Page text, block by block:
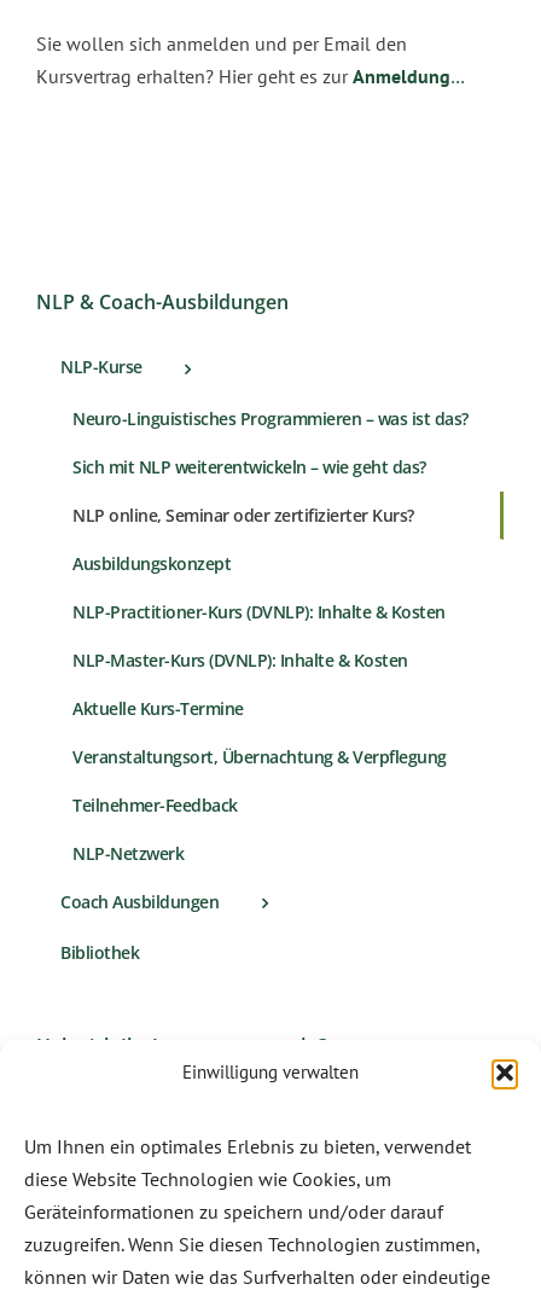
Einwilligung verwalten
Um Ihnen ein optimales Erlebnis zu bieten, verwendet
diese Website Technologien wie Cookies, um
Geräteinformationen zu speichern und/oder darauf
zuzugreifen. Wenn Sie diesen Technologien zustimmen,
können wir Daten wie das Surfverhalten oder eindeutige
Sie wollen sich anmelden und per Email den
Kursvertrag erhalten? Hier geht es zurAnmeldung…
NLP & Coach-Ausbildungen
NLP-Kurse
Neuro-Linguistisches Programmieren – was ist das?
Sich mit NLP weiterentwickeln – wie geht das?
NLP online, Seminar oder zertifizierter Kurs?
Ausbildungskonzept
NLP-Practitioner-Kurs (DVNLP): Inhalte & Kosten
NLP-Master-Kurs (DVNLP): Inhalte & Kosten
Aktuelle Kurs-Termine
Veranstaltungsort, Übernachtung & Verpflegung
Teilnehmer-Feedback
NLP-Netzwerk
Coach Ausbildungen
Bibliothek
Habe ich Ihr Interesse geweckt?
Nur hier erhältlich:
Christine Lößl. „Leben –
auf eigene Verantwortung“ (Band 1 & 2)